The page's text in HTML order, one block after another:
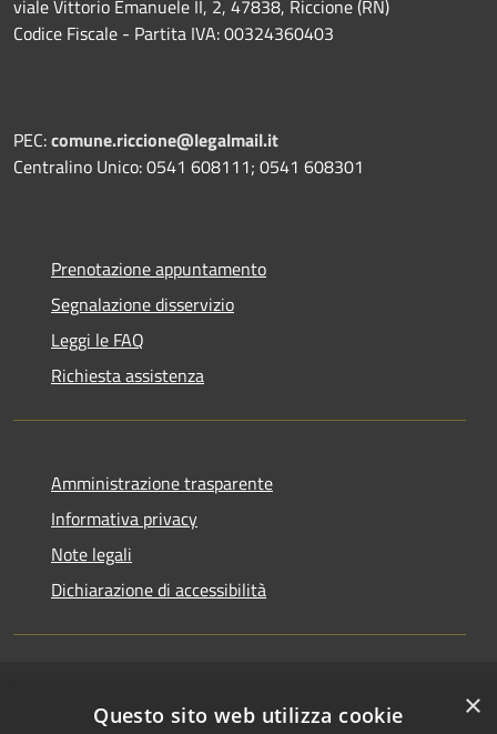
viale Vittorio Emanuele II, 2, 47838, Riccione (RN)
Codice Fiscale - Partita IVA: 00324360403
PEC:comune.riccione@legalmail.it
Centralino Unico: 0541 608111; 0541 608301
Prenotazione appuntamento
Segnalazione disservizio
Leggi le FAQ
Richiesta assistenza
Amministrazione trasparente
Informativa privacy
Note legali
Dichiarazione di accessibilità
Accessibilità
Copyright © 2026 • Comune di
Riccione • Powered by
×
Questo sito web utilizza cookie